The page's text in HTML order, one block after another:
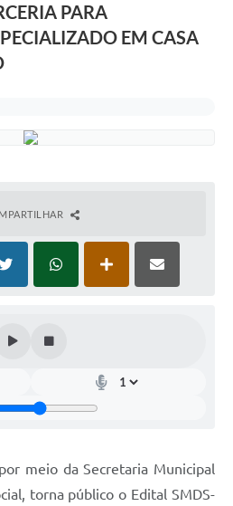
PARA
EM CASA
meio da Secretaria Municipal
torna público o Edital SMDS-